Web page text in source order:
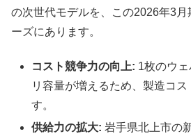
の次世代モデルを、この2026年3月
ーズにあります。
コスト競争力の向上: 1枚のウ
リ容量が増えるため、製造コス
す。
供給力の拡大: 岩手県北上市の